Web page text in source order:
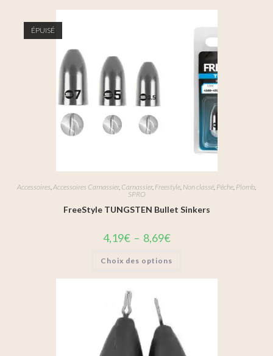
ÉPUISÉ
Accessoires Accessoires Carnassier, Carnassier, Freestyle Non classé Pêche Plomb
SPRO
FreeStyle TUNGSTEN Bullet Sinkers
4,19€ – 8,69€
Choix des options